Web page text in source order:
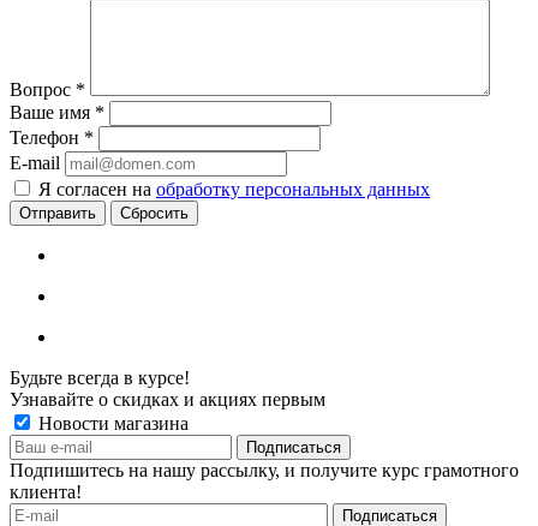
Вопрос *
Ваше имя *
Телефон *
E-mail
Я согласен на обработку персональных данных
Сбросить
Будьте всегда в курсе!
Узнавайте о скидках и акциях первым
Новости магазина
Подпишитесь на нашу рассылку, и получите курс грамотного
клиента!